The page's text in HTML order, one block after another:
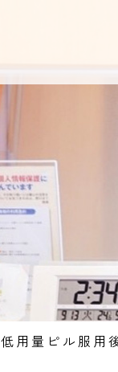
低用量ピル服用